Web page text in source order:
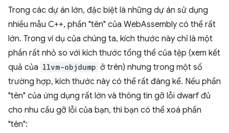
Trong các dự án lớn, đặc biệt là những dự án sử dụng
nhiều mẫu C++, phần "tên" của WebAssembly có thể rất
lớn. Trong ví dụ của chúng ta, kích thước này chỉ là một
phần rất nhỏ so với kích thước tổng thể của tệp (xem kết
quả của llvm-objdump ở trên) nhưng trong một số
trường hợp, kích thước này có thể rất đáng kể. Nếu phần
"tên" của ứng dụng rất lớn và thông tin gỡ lỗi dwarf đủ
cho nhu cầu gỡ lỗi của bạn, thì bạn có thể xoá phần
"tên":